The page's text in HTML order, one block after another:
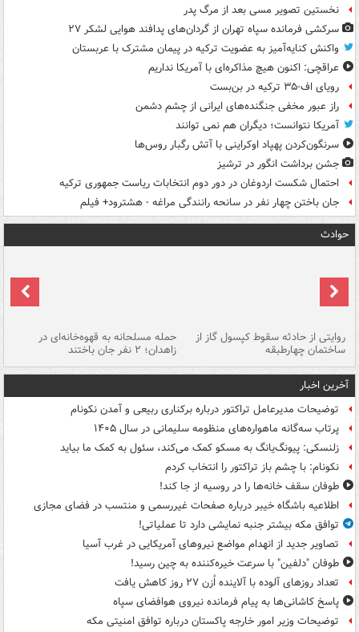
نخستین تصویر مسی بعد از مرگ پدر
سرکشی فرمانده سپاه تهران از گردان‌های پدافند هوایی لشکر ۲۷
واکنش کنایه‌آمیز به عضویت ترکیه در پیمان مشترک با عربستان
عراقچی: اکنون هیچ مذاکره‌ای با آمریکا نداریم
رویای اف-۳۵ ترکیه در بن‌بست
راز عبور مخفی جنگنده‌های ایرانی از چشم دشمن
آمریکا نتوانست؛ دیگران هم نمی توانند
سرنگون‌کردن پهپاد اوکراینی با آتش رگبار روس‌ها
جشن برداشت انگور در ترشیز
احتمال شکست اردوغان در دور دوم انتخابات ریاست جمهوری ترکیه
جان باختن چهار نفر در سانحه رانندگی مراغه - هشترود+ فیلم
حوادث
روایتی از حادثه سقوط کپسول گاز از
ساختمان چهارطبقه
حمله مسلحانه به قهوه‌خانه‌ای در
زاهدان؛ ۲ نفر جان باختند
آخرین اخبار
توضیحات مدیرعامل تراکتور درباره برکناری ربیعی و آمدن نکونام
پرتاب سه‌گانه ماهواره‌های منظومه سلیمانی در سال ۱۴۰۵
زلنسکی: پیونگ‌یانگ به مسکو کمک می‌کند، سئول به کمک ما بیاید
نکونام: با چشم باز تراکتور را انتخاب کردم
طوفان سقف خانه‌ها را در روسیه از جا ‌کند!
اطلاعیه باشگاه خیبر درباره صفحات غیررسمی و منتسب در فضای مجازی
توافق مکه بیشتر جنبه نمایشی دارد تا عملیاتی!
تصاویر جدید از انهدام مواضع نیروهای آمریکایی در غرب آسیا
طوفان "دلفین" با سرعت خیره‌کننده به چین رسید!
تعداد روزهای آلوده با آلاینده اُزن ۲۷ روز کاهش یافت
پاسخ کاشانی‌ها به پیام فرمانده نیروی هوافضای سپاه
توضیحات وزیر امور خارجه پاکستان درباره توافق امنیتی مکه